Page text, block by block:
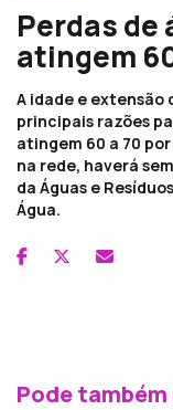
Perdas de
atingem
A idade e extensão
principais razões
atingem 60 a 70
na rede, haverá
da Águas e
Água.
Pode